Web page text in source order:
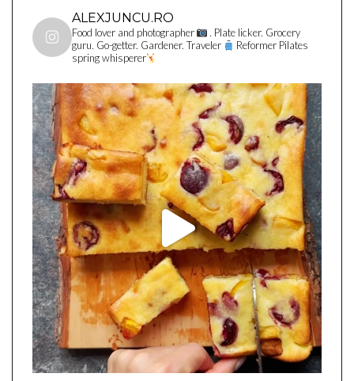
ALEXJUNCU.RO
Food lover and photographer
. Plate licker. Grocery
guru. Go-getter. Gardener. Traveler
Reformer Pilates
spring whisperer